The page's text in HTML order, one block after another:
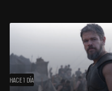
HACE 1 DÍA